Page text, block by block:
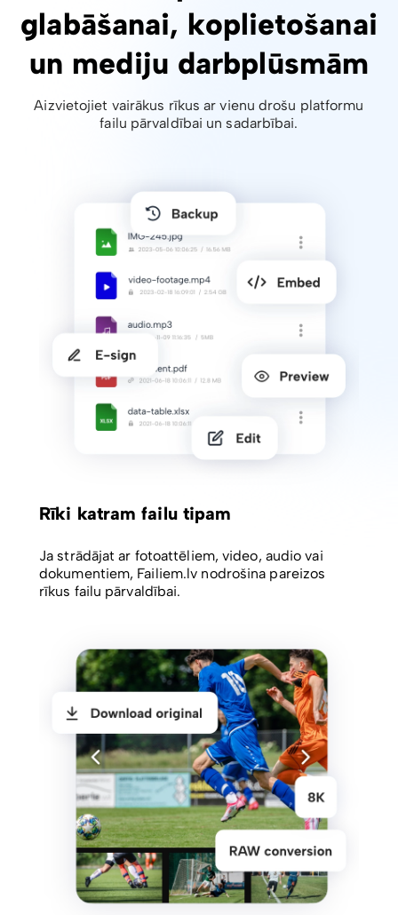
glabāšanai, koplietošanai
un mediju darbplūsmām
Aizvietojiet vairākus rīkus ar vienu drošu platformu
failu pārvaldībai un sadarbībai.
Rīki katram failu tipam
Ja strādājat ar fotoattēliem, video, audio vai
dokumentiem, Failiem.lv nodrošina pareizos
rīkus failu pārvaldībai.